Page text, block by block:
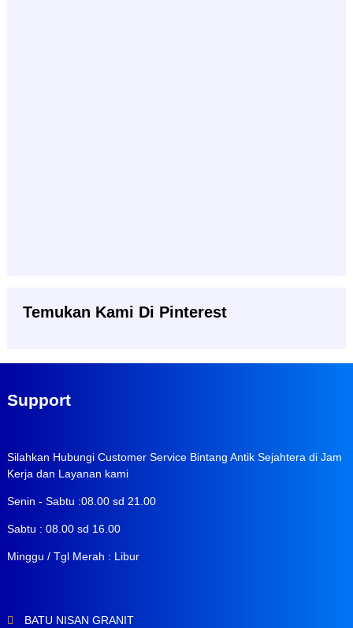
Temukan Kami Di Pinterest
Support
Silahkan Hubungi Customer Service Bintang Antik Sejahtera di Jam
Kerja dan Layanan kami
Senin - Sabtu :08.00 sd 21.00
Sabtu : 08.00 sd 16.00
Minggu / Tgl Merah : Libur
BATU NISAN GRANIT